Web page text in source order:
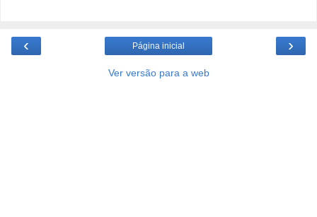
‹ ›
Página inicial
Ver versão para a web